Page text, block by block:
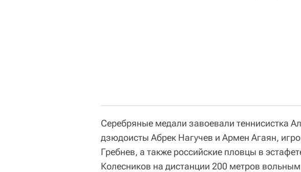
Серебряные медали завоевали теннисистка
дзюдоисты Абрек Нагучев и Армен Агаян,
Гребнев, а также российские пловцы в
Колесников на дистанции 200 метров